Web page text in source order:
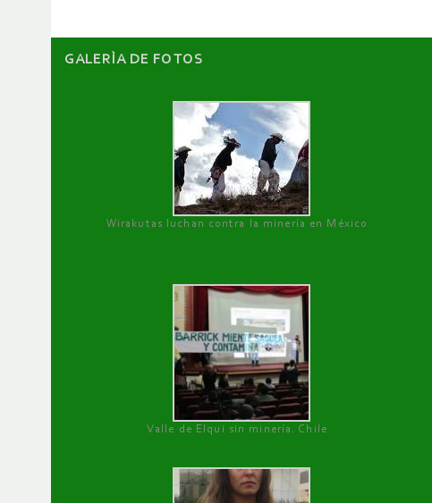
GALERÌA DE FOTOS
Wirakutas luchan contra la minería en México
Valle de Elqui sin minería. Chile